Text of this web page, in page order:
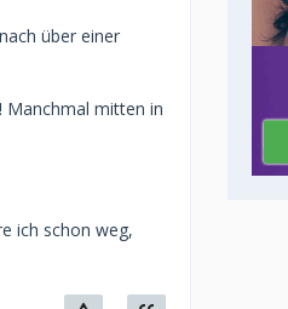
über einer
Manchmal mitten in
ich schon weg,